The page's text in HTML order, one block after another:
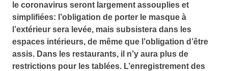
le coronavirus seront largement assouplies et
simplifiées: l’obligation de porter le masque à
l’extérieur sera levée, mais subsistera dans les
espaces intérieurs, de même que l’obligation d’être
assis. Dans les restaurants, il n’y aura plus de
restrictions pour les tablées. L’enregistrement des